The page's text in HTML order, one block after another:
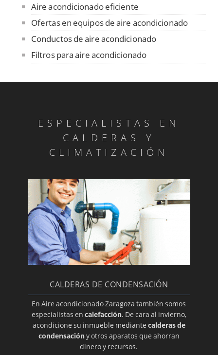
Aire acondicionado eficiente
Ofertas en equipos de aire acondicionado
Conductos de aire acondicionado
Filtros para aire acondicionado
acondicionado
Rejillas aire acondicionado
Nuestros Productos
Cambio de filtros
Reparaciones garantizadas
Motores de lamas
OFERTAS AIRE ACONDICIONADO VERANO
2014
Uso adecuado de su aire acondicionado
Mandos universales
Nuestras ofertas son ¡únicas!
Cómo limpiar el aire acondicionado
Rejillas lineales
ESPECIALISTAS EN
CALDERAS Y
CLIMATIZACIÓN
CALDERAS DE CONDENSACIÓN
En Aire acondicionado Zaragoza también somos
especialistas en calefacción. De cara al invierno,
acondicione su inmueble mediante calderas de
condensacióny otros aparatos que ahorran
dinero y recursos.